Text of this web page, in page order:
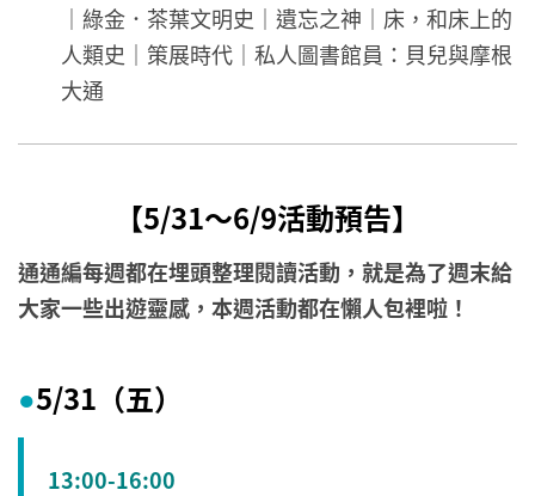
｜綠金．茶葉文明史｜遺忘之神｜床，和床上的
人類史｜策展時代｜私人圖書館員：貝兒與摩根
大通
【5/31～6/9活動預告】
通通編每週都在埋頭整理閱讀活動，就是為了週末給
大家一些出遊靈感，本週活動都在懶人包裡啦！
●5/31（五）
13:00-16:00